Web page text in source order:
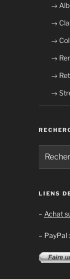
→
→
→
→
→
→
pour
:
LIENS
– Achat
– PayPal :